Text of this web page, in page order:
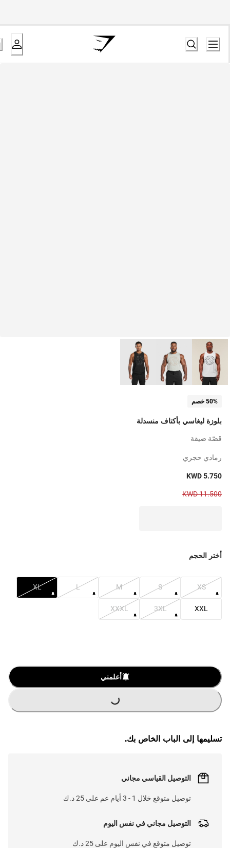
50% خصم
بلوزة ليغاسي بأكتاف منسدلة
قصّة ضيقة
رمادي حجري
KWD 5.750
KWD 11.500
أختر الحجم
XS
S
M
L
XL
XXL
3XL
XXXL
أعلمني
G
.
تسليمها إلى الباب الخاص بك.
التوصيل القياسي مجاني
توصيل متوقع خلال 1 - 3 أيام عم على 25 د.ك
التوصيل مجاني في نفس اليوم
توصيل متوقع في نفس اليوم على 25 د.ك